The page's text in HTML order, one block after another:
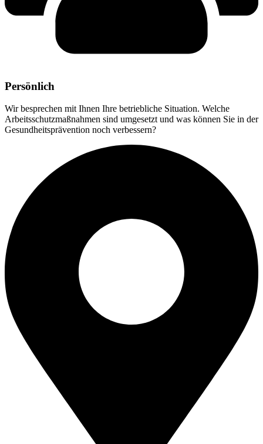
Persönlich
Wir besprechen mit Ihnen Ihre betriebliche Situation. Welche
Arbeitsschutzmaßnahmen sind umgesetzt und was können Sie in der
Gesundheitsprävention noch verbessern?